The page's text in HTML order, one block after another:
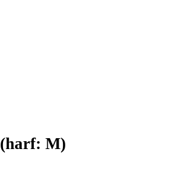
(harf: M)